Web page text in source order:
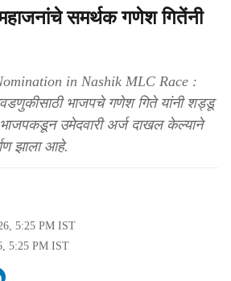
समर्थक गणेश गितेंनी
in Nashik MLC Race :
भाजपचे गणेश गिते यांनी शड्डू
उमेदवारी अर्ज दाखल केल्याने
झाला आहे.
5:25 PM IST
5:25 PM IST